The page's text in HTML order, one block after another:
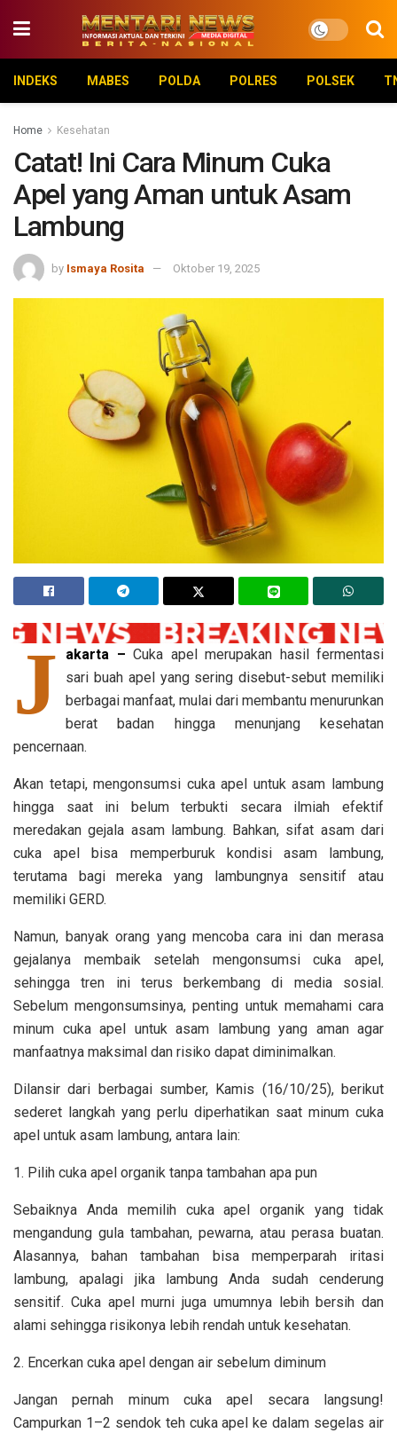
INDEKS MABES POLDA POLRES POLSEK
Home Kesehatan
Catat! Ini Cara Minum Cuka
Apel yang Aman untuk Asam
Lambung
by Ismaya Rosita Oktober 19, 2025
J akarta – Cuka apel merupakan hasil fermentasi
sari buah apel yang sering disebut-sebut memiliki
berbagai manfaat, mulai dari membantu menurunkan
berat badan hingga menunjang kesehatan
pencernaan.
Akan tetapi, mengonsumsi cuka apel untuk asam lambung
hingga saat ini belum terbukti secara ilmiah efektif
meredakan gejala asam lambung. Bahkan, sifat asam dari
cuka apel bisa memperburuk kondisi asam lambung,
terutama bagi mereka yang lambungnya sensitif atau
memiliki GERD.
Namun, banyak orang yang mencoba cara ini dan merasa
gejalanya membaik setelah mengonsumsi cuka apel,
sehingga tren ini terus berkembang di media sosial.
Sebelum mengonsumsinya, penting untuk memahami cara
minum cuka apel untuk asam lambung yang aman agar
manfaatnya maksimal dan risiko dapat diminimalkan.
Dilansir dari berbagai sumber, Kamis (16/10/25), berikut
sederet langkah yang perlu diperhatikan saat minum cuka
apel untuk asam lambung, antara lain:
1. Pilih cuka apel organik tanpa tambahan apa pun
Sebaiknya Anda memilih cuka apel organik yang tidak
mengandung gula tambahan, pewarna, atau perasa buatan.
Alasannya, bahan tambahan bisa memperparah iritasi
lambung, apalagi jika lambung Anda sudah cenderung
sensitif. Cuka apel murni juga umumnya lebih bersih dan
alami sehingga risikonya lebih rendah untuk kesehatan.
2. Encerkan cuka apel dengan air sebelum diminum
Jangan pernah minum cuka apel secara langsung!
Campurkan 1–2 sendok teh cuka apel ke dalam segelas air